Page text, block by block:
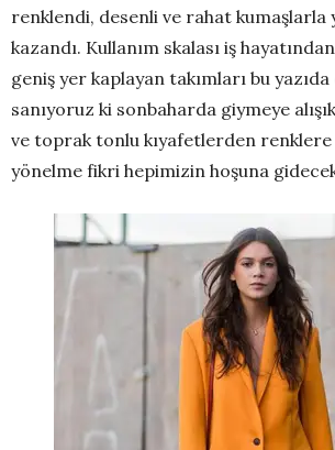
renklendi, desenli ve rahat kumaşlarla
kazandı. Kullanım skalası iş
geniş yer kaplayan takımları bu
sanıyoruz ki sonbaharda giymeye
ve toprak tonlu kıyafetlerden renklere
yönelme fikri hepimizin hoşuna